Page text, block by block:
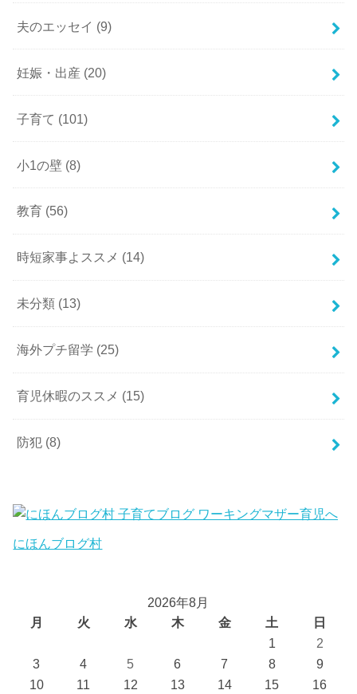
夫のエッセイ (9)
妊娠・出産 (20)
子育て (101)
小1の壁 (8)
教育 (56)
時短家事よススメ (14)
未分類 (13)
海外プチ留学 (25)
育児休暇のススメ (15)
防犯 (8)
にほんブログ村
2026年8月
月
火 水 木 金 土
日
1
2
3
4 5 6 7 8
9
10
11 12 13 14 15 16